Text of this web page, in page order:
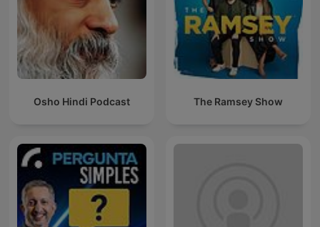
Osho Hindi Podcast The Ramsey Show